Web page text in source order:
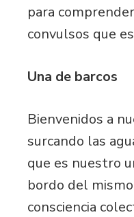
para
convulsos que
Una de barcos
Bienvenidos a
surcando las
que es nuestro
bordo del
consciencia